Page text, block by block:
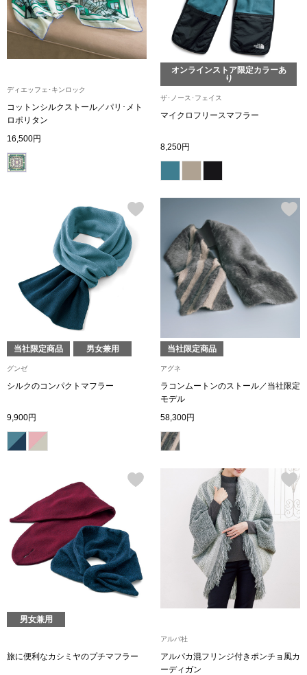
【特集】食彩倶楽部
ランド
ジャケット
コート
Tシャツ／カッ
ポロシャツ
シャツ／ブラ
タンクトップ
ベスト
スーツ
その他
ワンピース
ディエッフェ･キンロック
コットンシルクストール／パリ･メト
ロポリタン
16,500円
オンラインストア限定カラーあ
り
ザ･ノース･フェイス
マイクロフリースマフラー
8,250円
当社限定商品 男女兼用
グンゼ
シルクのコンパクトマフラー
9,900円
当社限定商品
アグネ
ラコンムートンのストール／当社限定
モデル
58,300円
男女兼用
旅に便利なカシミヤのプチマフラー
アルパ社
アルパカ混フリンジ付きポンチョ風カ
ーディガン